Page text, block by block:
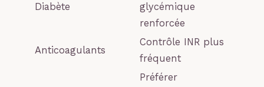
Diabète
glycémique
renforcée
Anticoagulants
Contrôle INR plus
fréquent
Préférer